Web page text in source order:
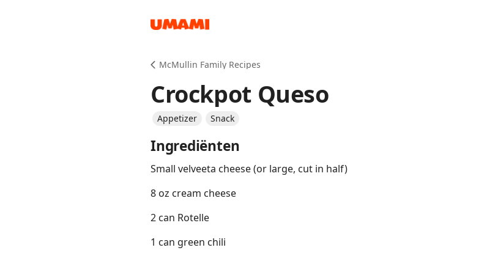
McMullin Family Recipes
Crockpot Queso
Appetizer Snack
Ingrediënten
Small velveeta cheese (or large, cut in half)
8 oz cream cheese
2 can Rotelle
1 can green chili